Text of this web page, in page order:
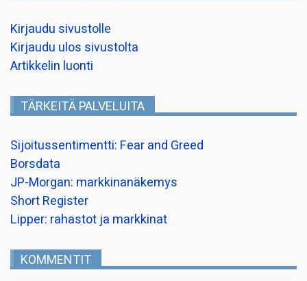
Kirjaudu sivustolle
Kirjaudu ulos sivustolta
Artikkelin luonti
TÄRKEITÄ PALVELUITA
Sijoitussentimentti: Fear and Greed
Borsdata
JP-Morgan: markkinanäkemys
Short Register
Lipper: rahastot ja markkinat
KOMMENTIT